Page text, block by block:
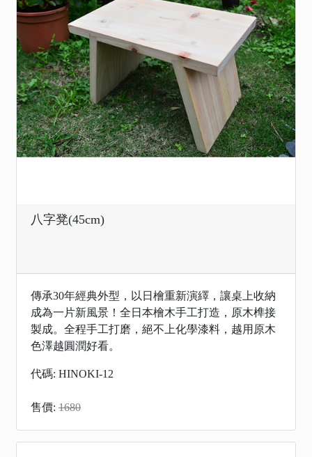
八字凳(45cm)
傳承30年經典外型，以日檜重新演繹，讓桌上收納
成為一片新風景！全日本檜木手工打造，原木榫接
製成。全程手工打磨，絕不上化學漆料，越用原木
色澤越圓潤好看。
代碼: HINOKI-12
售價: 1680